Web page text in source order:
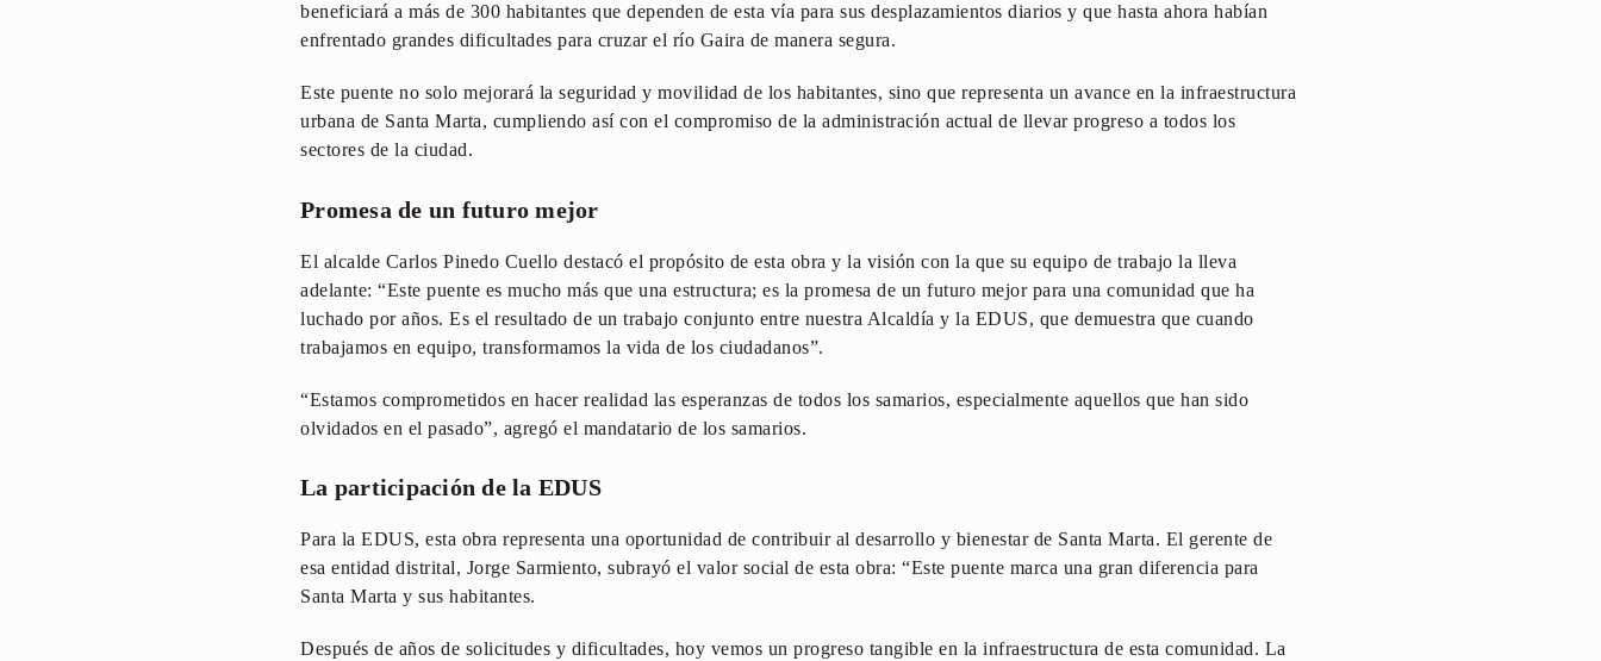
beneficiará a más de 300 habitantes que dependen de esta vía para sus desplazamientos diarios y que hasta ahora habían
enfrentado grandes dificultades para cruzar el río Gaira de manera segura.
Este puente no solo mejorará la seguridad y movilidad de los habitantes, sino que representa un avance en la infraestructura
urbana de Santa Marta, cumpliendo así con el compromiso de la administración actual de llevar progreso a todos los
sectores de la ciudad.
Promesa de un futuro mejor
El alcalde Carlos Pinedo Cuello destacó el propósito de esta obra y la visión con la que su equipo de trabajo la lleva
adelante: “Este puente es mucho más que una estructura; es la promesa de un futuro mejor para una comunidad que ha
luchado por años. Es el resultado de un trabajo conjunto entre nuestra Alcaldía y la EDUS, que demuestra que cuando
trabajamos en equipo, transformamos la vida de los ciudadanos”.
“Estamos comprometidos en hacer realidad las esperanzas de todos los samarios, especialmente aquellos que han sido
olvidados en el pasado”, agregó el mandatario de los samarios.
La participación de la EDUS
Para la EDUS, esta obra representa una oportunidad de contribuir al desarrollo y bienestar de Santa Marta. El gerente de
esa entidad distrital, Jorge Sarmiento, subrayó el valor social de esta obra: “Este puente marca una gran diferencia para
Santa Marta y sus habitantes.
Después de años de solicitudes y dificultades, hoy vemos un progreso tangible en la infraestructura de esta comunidad. La